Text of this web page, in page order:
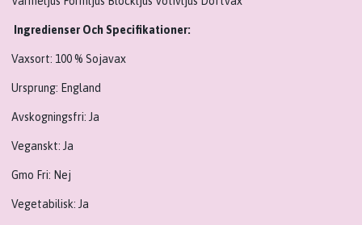
Ingredienser Och Specifikationer:
Vaxsort: 100 % Sojavax
Ursprung: England
Avskogningsfri: Ja
Veganskt: Ja
Gmo Fri: Nej
Vegetabilisk: Ja